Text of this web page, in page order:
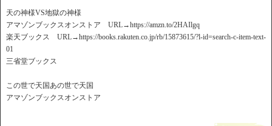
天の神様VS地獄の神様
アマゾンブックスオンストア URL→https://amzn.to/2HAIlgq
楽天ブックス URL→https://books.rakuten.co.jp/rb/15873615/?l-id=search-c-item-text-
01
三省堂ブックス
この世で天国あの世で天国
アマゾンブックスオンストア